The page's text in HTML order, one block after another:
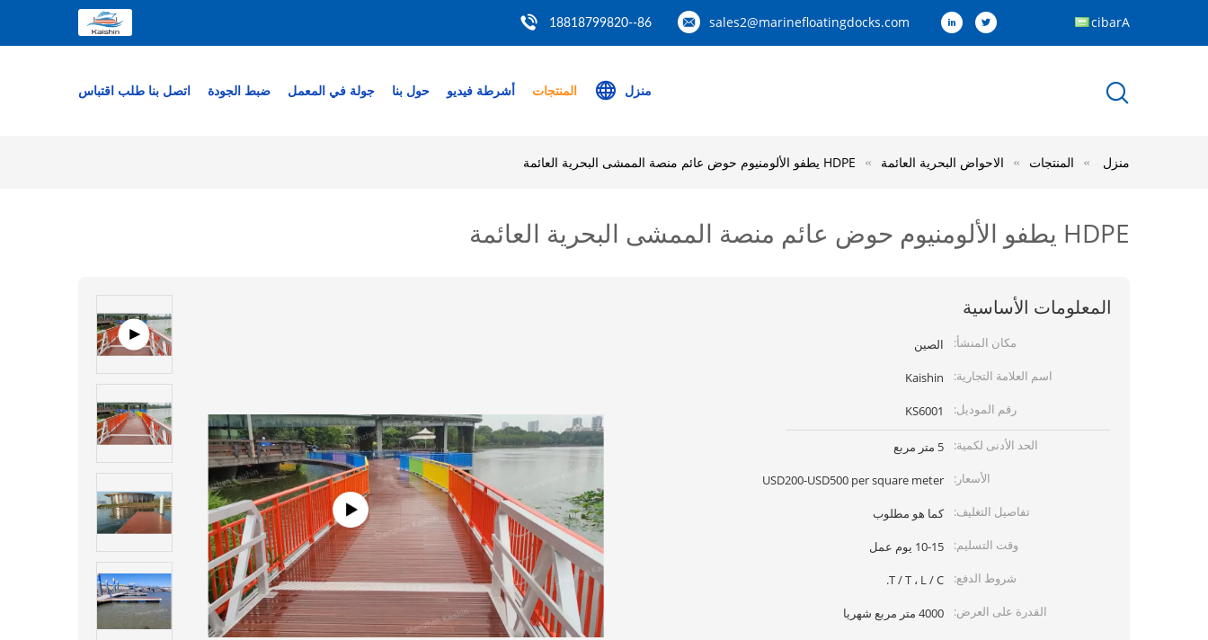
sales2@marinefloatingdocks.com
86--18818799820 Arabic
منزل المنتجات أشرطة فيديو حول بنا جولة في المعمل ضبط الجودة اتصل بنا طلب اقتباس
منزل المنتجات الاحواض البحرية العائمة HDPE يطفو الألومنيوم حوض عائم منصة الممشى البحرية العائمة
HDPE يطفو الألومنيوم حوض عائم منصة الممشى البحرية العائمة
المعلومات الأساسية
مكان المنشأ:
الصين
اسم العلامة التجارية:
Kaishin
رقم الموديل:
KS6001
الحد الأدنى لكمية:
5 متر مربع
الأسعار:
USD200-USD500 per square meter
تفاصيل التغليف:
كما هو مطلوب
وقت التسليم:
10-15 يوم عمل
شروط الدفع:
T / T ، L / C.
القدرة على العرض:
4000 متر مربع شهريا